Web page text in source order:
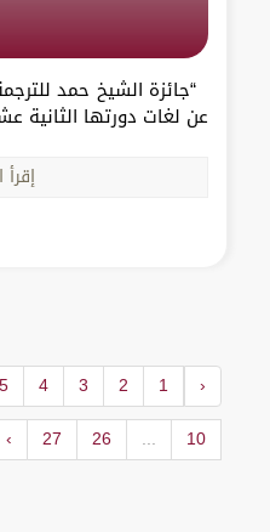
“جائزة الشيخ حمد
عن لغات دورتها الثانية
إقرأ
‹
1
2
3
4
5
10
...
26
27
›